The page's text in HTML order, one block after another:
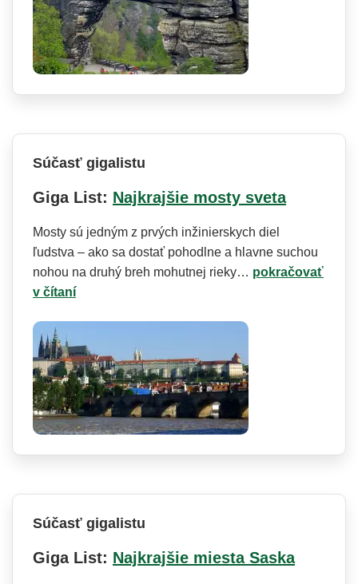
Súčasť gigalistu
Giga List: Najkrajšie mosty sveta
Mosty sú jedným z prvých inžinierskych diel
ľudstva – ako sa dostať pohodlne a hlavne suchou
nohou na druhý breh mohutnej rieky… pokračovať
v čítaní
Súčasť gigalistu
Giga List: Najkrajšie miesta Saska